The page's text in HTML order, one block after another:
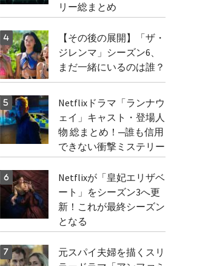
リー総まとめ
【その後の展開】「ザ・
ジレンマ」シーズン6、
まだ一緒にいるのは誰？
Netflixドラマ「ランナウ
ェイ」キャスト・登場人
物 総まとめ！─誰も信用
できない衝撃ミステリー
Netflixが「皇妃エリザベ
ート」をシーズン3へ更
新！これが最終シーズン
となる
元スパイ夫婦を描くスリ